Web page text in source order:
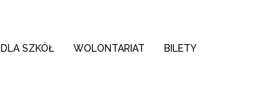
DLA SZKÓŁ WOLONTARIAT BILETY